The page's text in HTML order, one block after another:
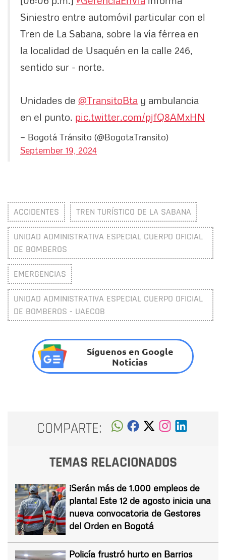
Siniestro entre automóvil particular con el
Tren de La Sabana, sobre la vía férrea en
la localidad de Usaquén en la calle 246,
sentido sur - norte.
Unidades de @TransitoBta y ambulancia
en el punto. pic.twitter.com/pjfQ8AMxHN
— Bogotá Tránsito (@BogotaTransito)
September 19, 2024
ACCIDENTES TREN TURÍSTICO DE LA SABANA
UNIDAD ADMINISTRATIVA ESPECIAL CUERPO OFICIAL
DE BOMBEROS
EMERGENCIAS
UNIDAD ADMINISTRATIVA ESPECIAL CUERPO OFICIAL
DE BOMBEROS - UAECOB
Síguenos en Google
Noticias
COMPARTE:
TEMAS RELACIONADOS
¡Serán más de 1.000 empleos de
planta! Este 12 de agosto inicia una
nueva convocatoria de Gestores
del Orden en Bogotá
Policía frustró hurto en Barrios